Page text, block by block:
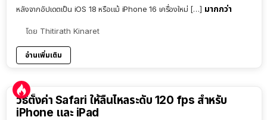
หลังจากอัปเดตเป็น iOS 18 หรือแม้ iPhone 16 เครื่องใหม่ […] มากกว่า
โดย Thitirath Kinaret
อ่านเพิ่มเติม
วิธีตั้งค่า Safari ให้ลื่นไหลระดับ 120 fps สำหรับ
iPhone และ iPad